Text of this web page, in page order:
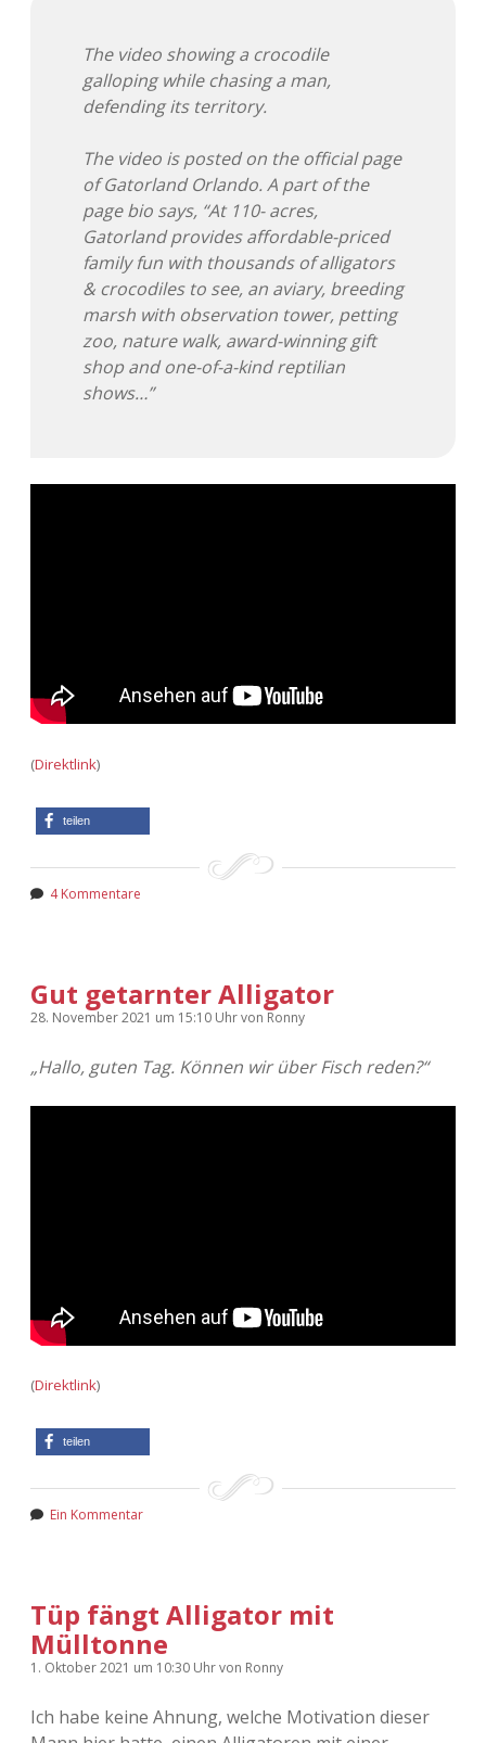
The video showing a crocodile
galloping while chasing a man,
defending its territory.
The video is posted on the official page
of Gatorland Orlando. A part of the
page bio says, “At 110- acres,
Gatorland provides affordable-priced
family fun with thousands of alligators
& crocodiles to see, an aviary, breeding
marsh with observation tower, petting
zoo, nature walk, award-winning gift
shop and one-of-a-kind reptilian
shows…”
(Direktlink)
teilen
4 Kommentare
Gut getarnter Alligator
28. November 2021 um 15:10 Uhrvon Ronny
„Hallo, guten Tag. Können wir über Fisch reden?“
(Direktlink)
teilen
Ein Kommentar
Tüp fängt Alligator mit
Mülltonne
1. Oktober 2021 um 10:30 Uhrvon Ronny
Ich habe keine Ahnung, welche Motivation dieser